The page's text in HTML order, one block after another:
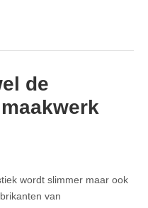
de
wordt slimmer maar ook
van